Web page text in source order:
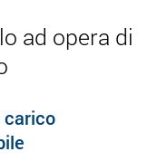
ad opera di
carico